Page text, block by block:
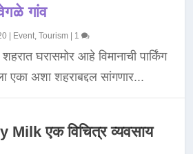
गांव
Event,Tourism 1
घरासमोर आहे विमानाची पार्किंग
अशा शहराबद्दल सांगणार...
Milk एक विचित्र व्यवसाय